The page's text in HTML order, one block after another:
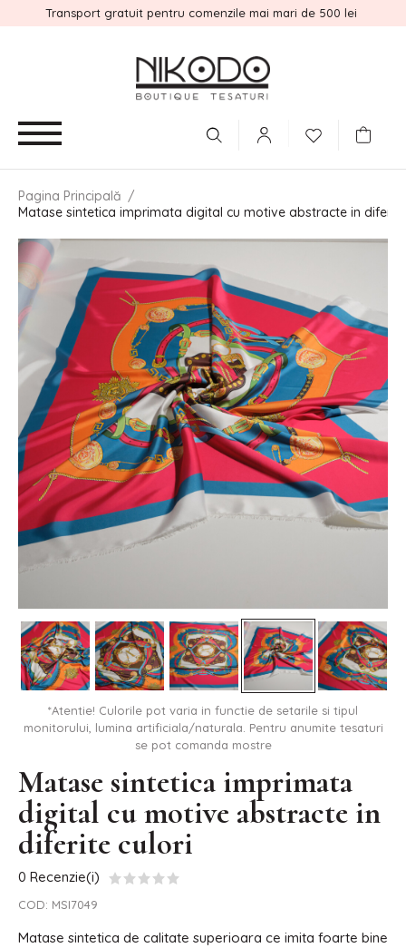
Transport gratuit pentru comenzile mai mari de 500 lei
Pagina Principală /
Matase sintetica imprimata digital cu motive abstracte in
*Atentie! Culorile pot varia in functie de setarile si tipul
monitorului, lumina artificiala/naturala. Pentru anumite tesaturi
se pot comanda mostre
Matase sintetica imprimata
digital cu motive abstracte in
diferite culori
0 Recenzie(i)
COD: MSI7049
Matase sintetica de calitate superioara ce imita foarte bine